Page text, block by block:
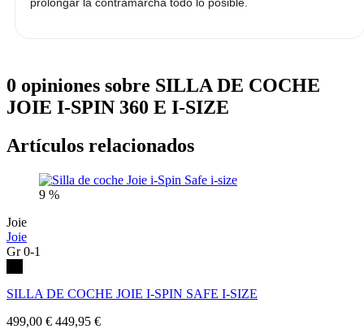
0 opiniones sobre SILLA DE COCHE
JOIE I-SPIN 360 E I-SIZE
Artículos relacionados
9 %
Joie
Joie
Gr 0-1
SILLA DE COCHE JOIE I-SPIN SAFE I-SIZE
499,00 € 449,95 €